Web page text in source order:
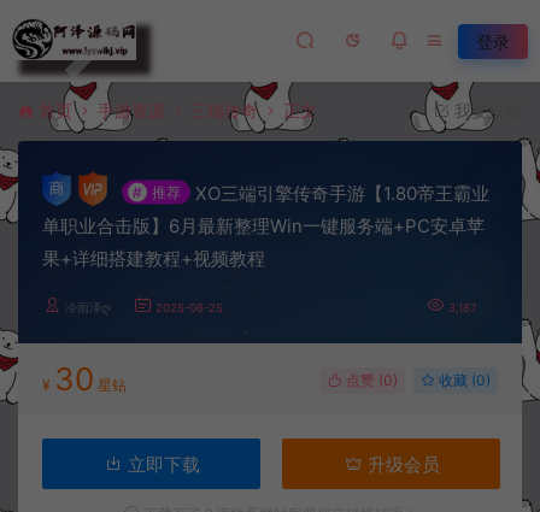
登录
首页 手游资源 三端传奇 正文 我要投稿
# 推荐
XO三端引擎传奇手游【1.80帝王霸业
单职业合击版】6月最新整理Win一键服务端+PC安卓苹
果+详细搭建教程+视频教程
冷雨泽ღ 2025-06-25 3,187
¥ 30 星钻 点赞 (0) 收藏 (0)
立即下载 升级会员